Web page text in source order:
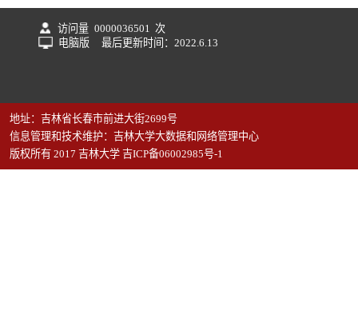
访问量 0000036501
次
电脑版
最后更新时间： 2022 6 13
地址：吉林省长春市前进大街2699号
信息管理和技术维护：吉林大学大数据和网络管理中心
版权所有 2017 吉林大学 吉ICP备06002985号-1